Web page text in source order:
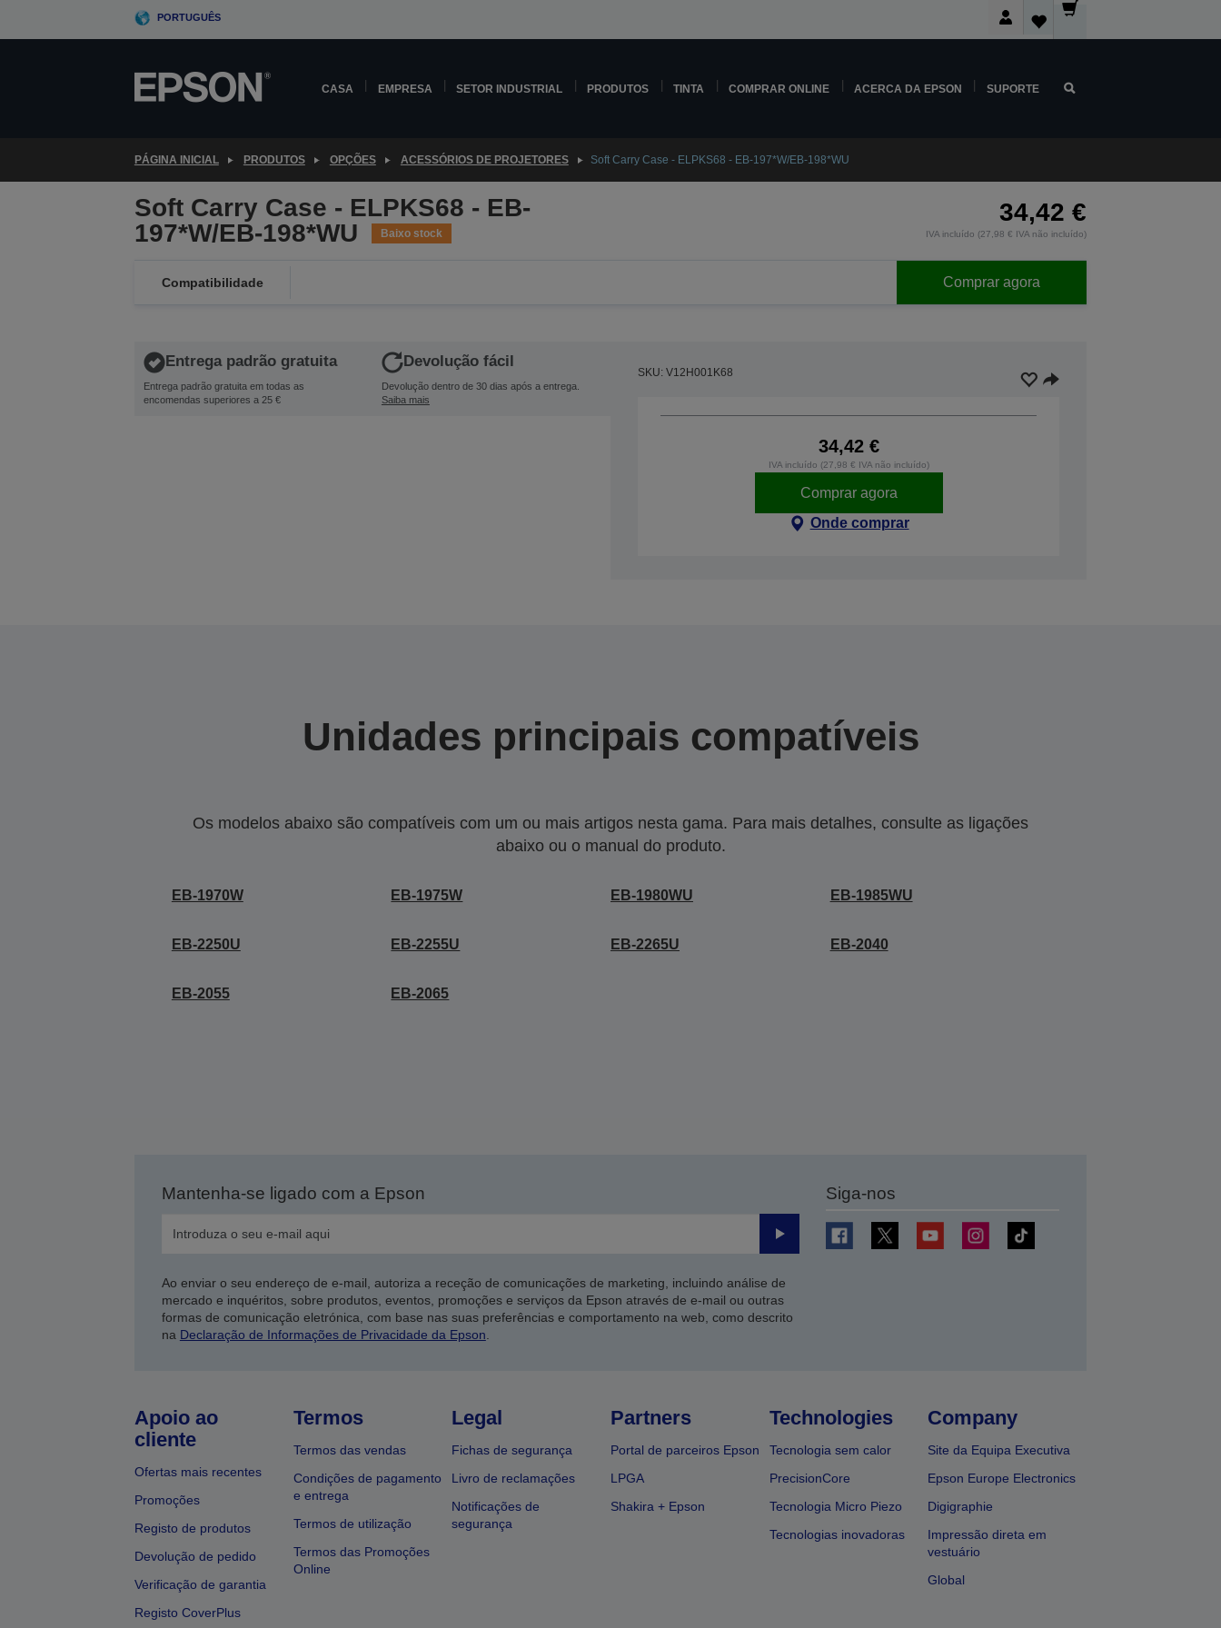
PORTUGUÊS
CASA EMPRESA SETOR INDUSTRIAL PRODUTOS TINTA COMPRAR ONLINE ACERCA DA EPSON SUPORTE
PÁGINA INICIAL PRODUTOS OPÇÕES ACESSÓRIOS DE PROJETORES Soft Carry Case - ELPKS68 - EB-197*W/EB-198*WU
Soft Carry Case - ELPKS68 - EB-
197*W/EB-198*WU
Baixo stock
34,42 €
IVA incluído (27,98 € IVA não incluído)
Compatibilidade Comprar agora
Entrega padrão gratuita
Entrega padrão gratuita em todas as
encomendas superiores a 25 €
Devolução fácil
Devolução dentro de 30 dias após a entrega.
Saiba mais
SKU: V12H001K68
34,42 €
IVA incluído (27,98 € IVA não incluído)
Comprar agora
Onde comprar
Unidades principais compatíveis
Os modelos abaixo são compatíveis com um ou mais artigos nesta gama. Para mais detalhes, consulte as ligações
abaixo ou o manual do produto.
EB-1970W EB-1975W EB-1980WU EB-1985WU
EB-2250U EB-2255U EB-2265U EB-2040
EB-2055 EB-2065
Mantenha-se ligado com a Epson
Enviar
Ao enviar o seu endereço de e-mail, autoriza a receção de comunicações de marketing, incluindo análise de
mercado e inquéritos, sobre produtos, eventos, promoções e serviços da Epson através de e-mail ou outras
formas de comunicação eletrónica, com base nas suas preferências e comportamento na web, como descrito
na Declaração de Informações de Privacidade da Epson
Siga-nos
Apoio ao
cliente
Ofertas mais recentes
Promoções
Registo de produtos
Devolução de pedido
Verificação de garantia
Registo CoverPlus
Termos
Termos das vendas
Condições de pagamento
e entrega
Termos de utilização
Termos das Promoções
Online
Legal
Fichas de segurança
Livro de reclamações
Notificações de
segurança
Partners
Portal de parceiros Epson
LPGA
Shakira + Epson
Technologies
Tecnologia sem calor
PrecisionCore
Tecnologia Micro Piezo
Tecnologias inovadoras
Company
Site da Equipa Executiva
Epson Europe Electronics
Digigraphie
Impressão direta em
vestuário
Global